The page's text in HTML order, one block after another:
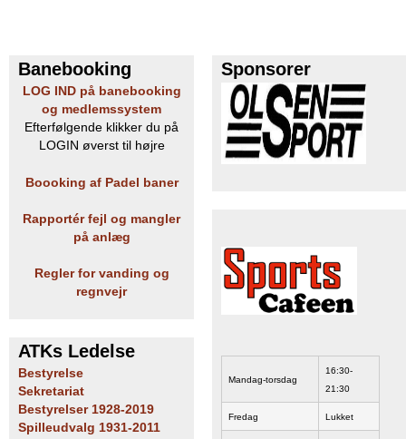
Banebooking
LOG IND på banebooking
og medlemssystem
Efterfølgende klikker du på
LOGIN øverst til højre
Boooking af Padel baner
Rapportér fejl og mangler
på anlæg
Regler for vanding og
regnvejr
ATKs Ledelse
Bestyrelse
Sekretariat
Bestyrelser 1928-2019
Spilleudvalg 1931-2011
Sponsorer
Mandag-torsdag
16:30-
21:30
Fredag Lukket